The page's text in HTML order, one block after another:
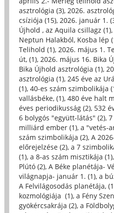
asztrológia (3), 2026.
csíziója (15), 2026. január 1.
Újhold , az Aquila csillagz (1),
Neptun Halakból, Kosba lép
Telihold (1), 2026. május 1.
út, (1), 2026. május 16. Bika
Bika Újhold asztrológia (1),
asztrológia (1), 245 éve az
(1), 40-es szám szimbolikája
vallásbéke, (1), 480 éve halt
éves periodikusság (2), 532
6 bolygós "együtt-látás" (2),
milliárd ember (1), a "vetés-
szám szimbolikája (2), A
előrejelzése (2), a 7
(1), a 8-as szám misztikája (1),
Plútó (2), A Béke planétája-
világnapja- január 1. (1), a
A Felvilágosodás planétája,
kozmológiája (1), a Fény
gyökércsakrája (2), a